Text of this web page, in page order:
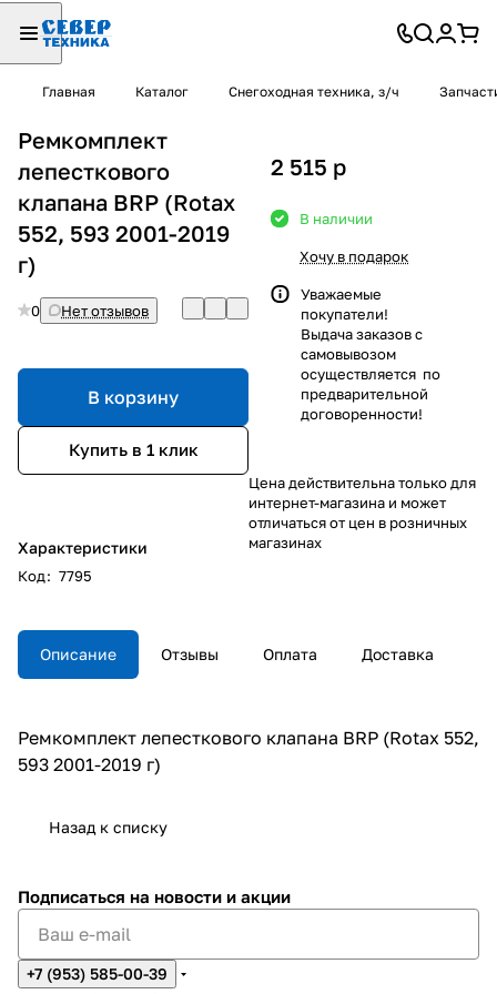
Главная Каталог Снегоходная техника, з/ч
Ремкомплект
лепесткового
клапана BRP (Rotax
552, 593 2001-2019
г)
0 Нет отзывов
В корзину
Купить в 1 клик
Характеристики
Код: 7795
2 515 p
В наличии
Хочу в подарок
Уважаемые
покупатели!
Выдача заказов с
самовывозом
осуществляется по
предварительной
договоренности!
Цена действительна только для
интернет-магазина и может
отличаться от цен в розничных
магазинах
Описание Отзывы Оплата Доставка
Ремкомплект лепесткового клапана BRP (Rotax 552,
593 2001-2019 г)
Назад к списку
Подписаться на новости и акции
+7 (953) 585-00-39